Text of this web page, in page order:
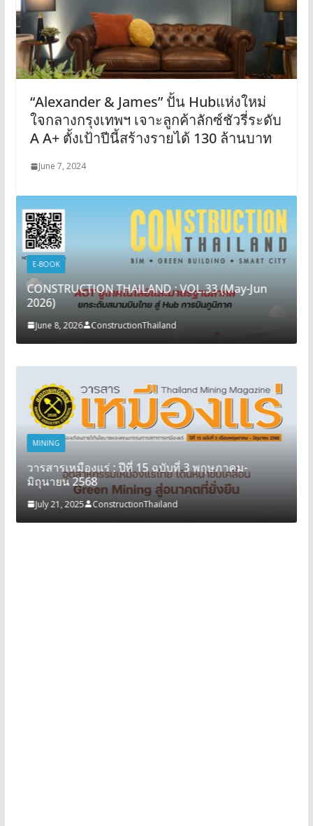
“Alexander & James” ปั้น Hubแห่งใหม่
ใจกลางกรุงเทพฯ เจาะลูกค้าลักซ์ชัวรี่ระดับ
A A+ ตั้งเป้าปีนี้สร้างรายได้ 130 ล้านบาท
June 7, 2024
E-BOOK
CONSTRUCTION THAILAND : VOL.33 (May-Jun
2026)
June 8, 2026 ConstructionThailand
MINING
วารสารเหมืองแร่ : ปีที่ 15 ฉบับที่ 3 พฤษภาคม-
มิถุนายน 2568
July 21, 2025 ConstructionThailand